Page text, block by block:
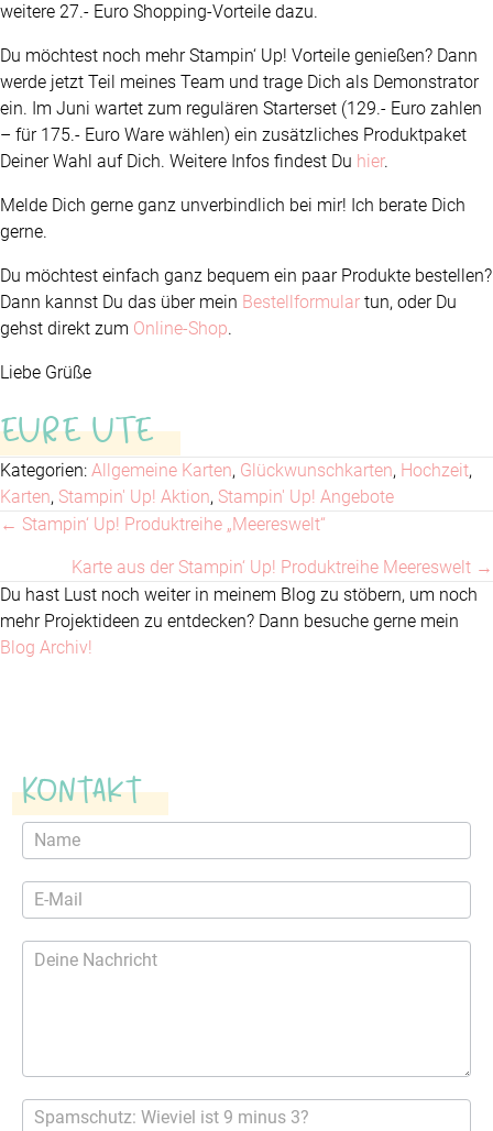
weitere 27.- Euro Shopping-Vorteile dazu.
Du möchtest noch mehr Stampin‘ Up! Vorteile genießen? Dann
werde jetzt Teil meines Team und trage Dich als Demonstrator
ein. Im Juni wartet zum regulären Starterset (129.- Euro zahlen
– für 175.- Euro Ware wählen) ein zusätzliches Produktpaket
Deiner Wahl auf Dich. Weitere Infos findest Du hier.
Melde Dich gerne ganz unverbindlich bei mir! Ich berate Dich
gerne.
Du möchtest einfach ganz bequem ein paar Produkte bestellen?
Dann kannst Du das über mein Bestellformular tun, oder Du
gehst direkt zum Online-Shop.
Liebe Grüße
EURE UTE
Kategorien: Allgemeine Karten, Glückwunschkarten, Hochzeit,
Karten, Stampin' Up! Aktion, Stampin' Up! Angebote
Posts
navigation
← Stampin‘ Up! Produktreihe „Meereswelt“
Karte aus der Stampin‘ Up! Produktreihe Meereswelt →
Du hast Lust noch weiter in meinem Blog zu stöbern, um noch
mehr Projektideen zu entdecken? Dann besuche gerne mein
Blog Archiv!
Kontakt
Kontaktformular